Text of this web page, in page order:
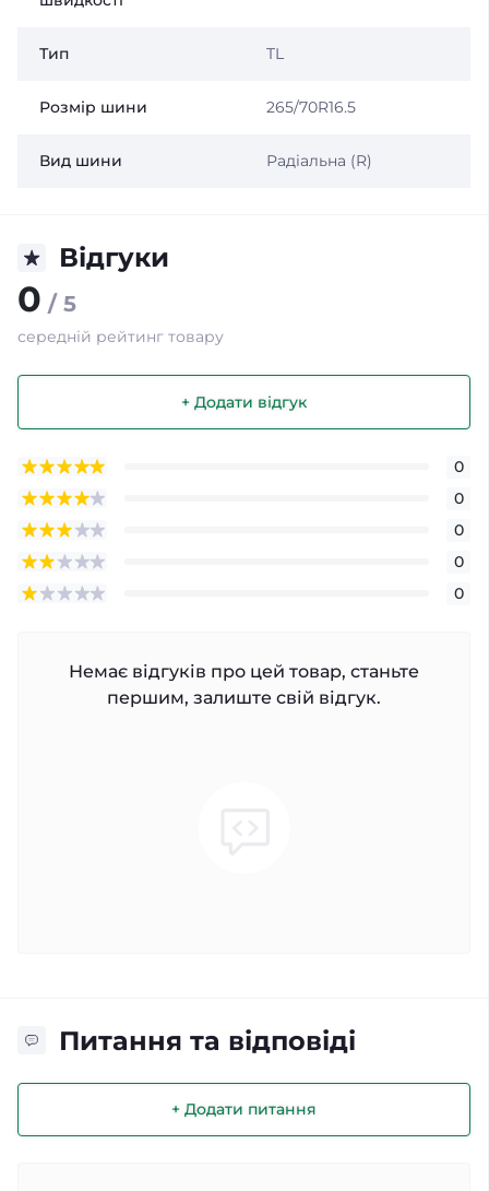
Тип TL
Розмір шини 265/70R16.5
Вид шини Радіальна (R)
Відгуки
0 / 5
середній рейтинг товару
+ Додати відгук
0
0
0
0
0
Немає відгуків про цей товар, станьте
першим, залиште свій відгук.
Питання та відповіді
+ Додати питання